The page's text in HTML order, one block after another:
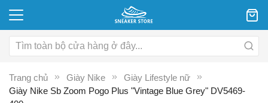
Trang chủ Giày Nike
Giày Lifestyle nữ
Giày Nike Sb Zoom Pogo Plus "Vintage Blue Grey" DV5469-